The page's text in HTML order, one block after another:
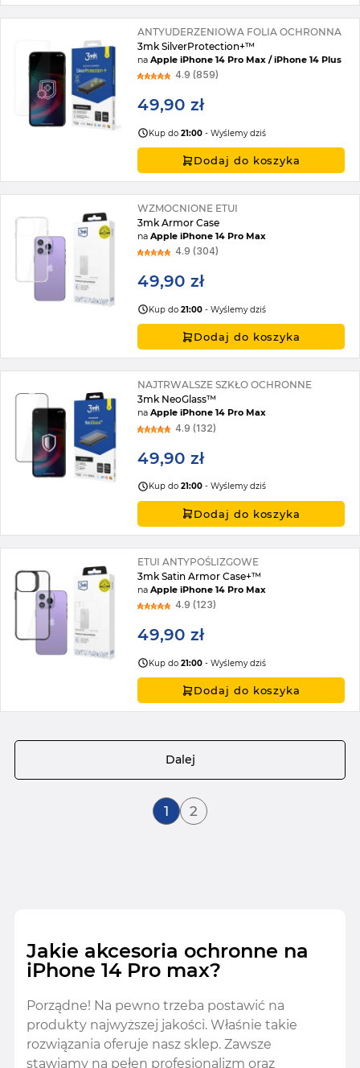
ANTYUDERZENIOWA FOLIA OCHRONNA
3mk SilverProtection+™
naApple iPhone 14 Pro Max / iPhone 14 Plus
4.9 (859)
49,90 zł
Kup do21:00 - Wyślemy dziś
Dodaj do koszyka
WZMOCNIONE ETUI
3mk Armor Case
naApple iPhone 14 Pro Max
4.9 (304)
49,90 zł
Kup do21:00 - Wyślemy dziś
Dodaj do koszyka
NAJTRWALSZE SZKŁO OCHRONNE
3mk NeoGlass™
naApple iPhone 14 Pro Max
4.9 (132)
49,90 zł
Kup do21:00 - Wyślemy dziś
Dodaj do koszyka
ETUI ANTYPOŚLIZGOWE
3mk Satin Armor Case+™
naApple iPhone 14 Pro Max
4.9 (123)
49,90 zł
Kup do21:00 - Wyślemy dziś
Dodaj do koszyka
Aktualnie czytasz stronę
1 Strona
2
Dalej
Jakie akcesoria ochronne na
iPhone 14 Pro max?
Porządne! Na pewno trzeba postawić na
produkty najwyższej jakości. Właśnie takie
rozwiązania oferuje nasz sklep. Zawsze
stawiamy na pełen profesjonalizm oraz